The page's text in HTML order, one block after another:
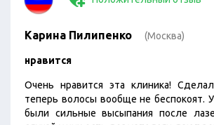
Карина Пилипенко (Москва)
нравится
Очень нравится эта клиника!
теперь волосы вообще не беспокоят.
были сильные высыпания после